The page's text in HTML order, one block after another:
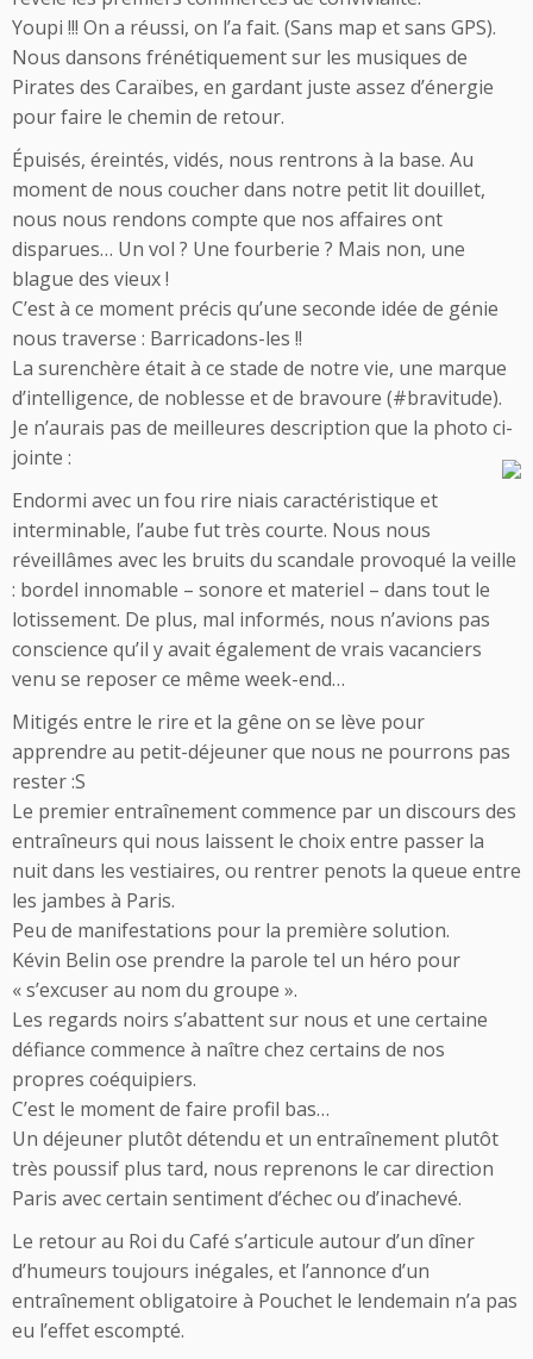
Youpi !!! On a réussi, on l’a fait. (Sans map et sans GPS).
Nous dansons frénétiquement sur les musiques de
Pirates des Caraïbes, en gardant juste assez d’énergie
pour faire le chemin de retour.
Épuisés, éreintés, vidés, nous rentrons à la base. Au
moment de nous coucher dans notre petit lit douillet,
nous nous rendons compte que nos affaires ont
disparues… Un vol ? Une fourberie ? Mais non, une
blague des vieux !
C’est à ce moment précis qu’une seconde idée de génie
nous traverse : Barricadons-les !!
La surenchère était à ce stade de notre vie, une marque
d’intelligence, de noblesse et de bravoure (#bravitude).
Je n’aurais pas de meilleures description que la photo ci-
jointe :
Endormi avec un fou rire niais caractéristique et
interminable, l’aube fut très courte. Nous nous
réveillâmes avec les bruits du scandale provoqué la veille
: bordel innomable – sonore et materiel – dans tout le
lotissement. De plus, mal informés, nous n’avions pas
conscience qu’il y avait également de vrais vacanciers
venu se reposer ce même week-end…
Mitigés entre le rire et la gêne on se lève pour
apprendre au petit-déjeuner que nous ne pourrons pas
rester :S
Le premier entraînement commence par un discours des
entraîneurs qui nous laissent le choix entre passer la
nuit dans les vestiaires, ou rentrer penots la queue entre
les jambes à Paris.
Peu de manifestations pour la première solution.
Kévin Belin ose prendre la parole tel un héro pour
« s’excuser au nom du groupe ».
Les regards noirs s’abattent sur nous et une certaine
défiance commence à naître chez certains de nos
propres coéquipiers.
C’est le moment de faire profil bas…
Un déjeuner plutôt détendu et un entraînement plutôt
très poussif plus tard, nous reprenons le car direction
Paris avec certain sentiment d’échec ou d’inachevé.
Le retour au Roi du Café s’articule autour d’un dîner
d’humeurs toujours inégales, et l’annonce d’un
entraînement obligatoire à Pouchet le lendemain n’a pas
eu l’effet escompté.